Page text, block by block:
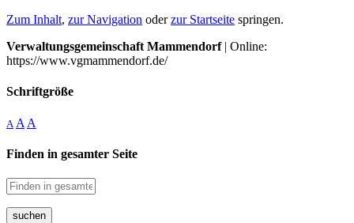
Zum Inhalt, zur Navigation oderzur Startseite springen.
Verwaltungsgemeinschaft Mammendorf| Online:
https://www.vgmammendorf.de/
Schriftgröße
A A A
Finden in gesamter Seite
suchen